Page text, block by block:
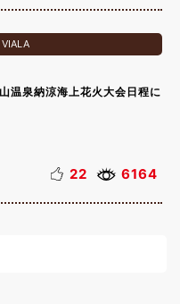
温泉納涼海上花火大会日程に
22 6164